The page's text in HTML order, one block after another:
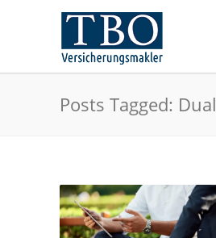
Posts Tagged: Dual